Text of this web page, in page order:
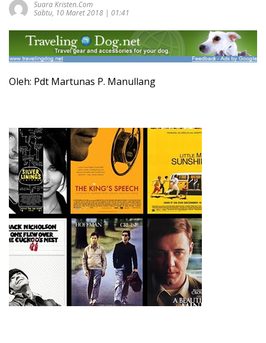
Suara Kristen.com
Sabtu, 10 Maret 2018 | 01:41
Oleh: Pdt Martunas P. Manullang